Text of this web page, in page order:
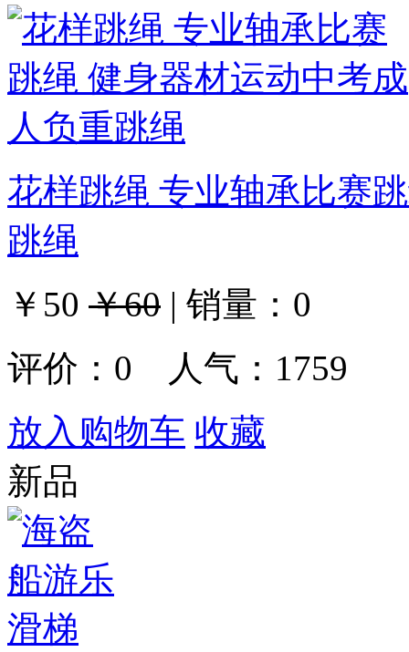
花样跳绳 专业轴承比赛
跳绳
￥50 ￥60 | 销量： 0
评价： 0 人气：1759
放入购物车 收藏
新品